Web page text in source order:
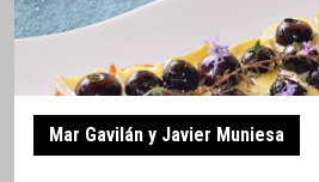
Mar Gavilán y Javier Muniesa